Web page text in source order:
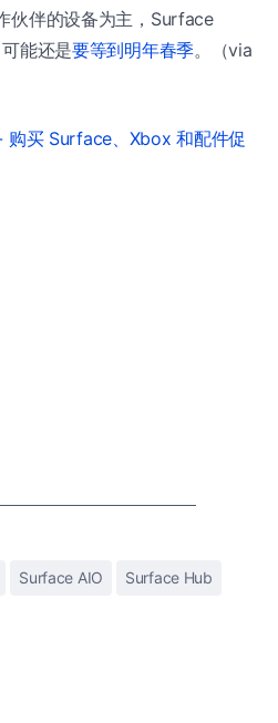
伙伴的设备为主，Surface
能还是要等到明年春季。（via
购买 Surface、Xbox 和配件促
Surface AIO Surface Hub